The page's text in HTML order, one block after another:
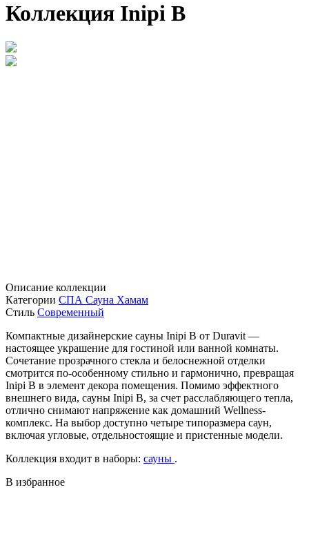
Коллекция Inipi B
Описание коллекции
Категории СПА Сауна Хамам
Стиль Современный
Компактные дизайнерские сауны Inipi B от Duravit —
настоящее украшение для гостиной или ванной комнаты.
Сочетание прозрачного стекла и белоснежной отделки
смотрится по-особенному стильно и гармонично, превращая
Inipi B в элемент декора помещения. Помимо эффектного
внешнего вида, сауны Inipi B, за счет расслабляющего тепла,
отлично снимают напряжение как домашний Wellness-
комплекс. На выбор доступно четыре типоразмера саун,
включая угловые, отдельностоящие и пристенные модели.
Коллекция входит в наборы: сауны .
В избранное